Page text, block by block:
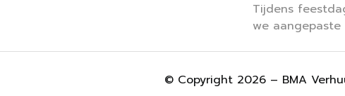
Tijdens
we
© Copyright 2026 – BMA